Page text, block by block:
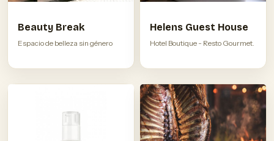
Beauty Break
Espacio de belleza sin género
Helens Guest House
Hotel Boutique - Resto Gourmet.